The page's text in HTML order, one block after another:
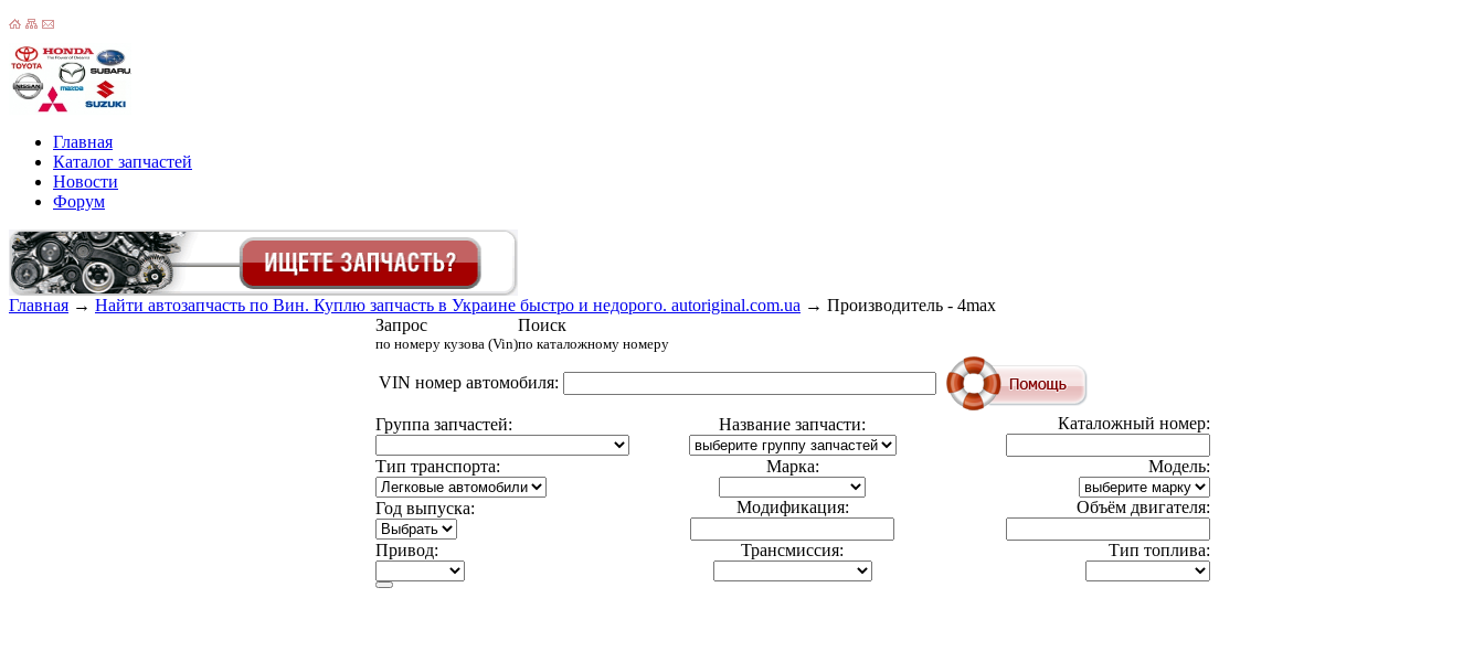
Главная
Каталог запчастей
Новости
Форум
Главная → Найти автозапчасть по Вин. Куплю запчасть в Украине быстро и недорого. autoriginal.com.ua → Производитель - 4max
Запрос
по номеру кузова (Vin)
Поиск
по каталожному номеру
VIN номер автомобиля:
Группа запчастей: Название запчасти: Каталожный номер:
Тип транспорта: Марка: Модель:
Год выпуска: Модификация: Объём двигателя:
Привод: Трансмиссия: Тип топлива: